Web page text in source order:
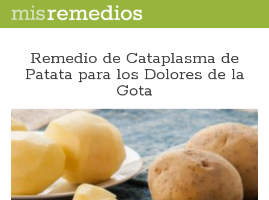
Remedio de Cataplasma de
Patata para los Dolores de la
Gota